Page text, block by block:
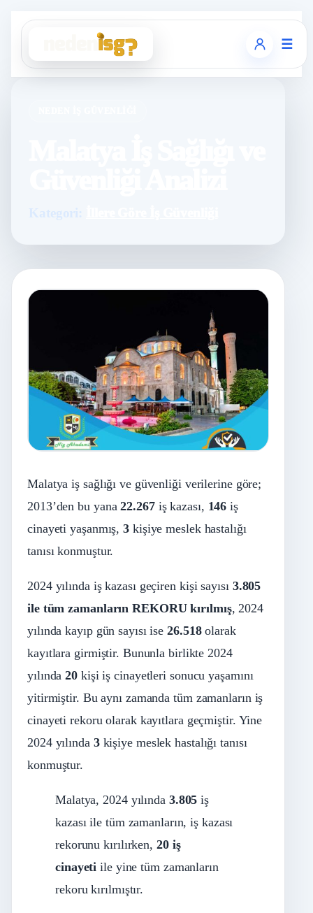
☰
Kategori:
Malatya iş sağlığı ve güvenliği verilerine göre;
2013’den bu yana22.267iş kazası, 146 iş
cinayeti yaşanmış,3 kişiye meslek hastalığı
tanısı konmuştur.
2024 yılında iş kazası geçiren kişi sayısı 3.805
ile tüm zamanların REKORU kırılmış, 2024
yılında kayıp gün sayısı ise26.518olarak
kayıtlara girmiştir. Bununla birlikte 2024
yılında20 kişi iş cinayetleri sonucu yaşamını
yitirmiştir. Bu aynı zamanda tüm zamanların iş
cinayeti rekoru olarak kayıtlara geçmiştir. Yine
2024 yılında 3kişiye meslek hastalığı tanısı
konmuştur.
Malatya, 2024 yılında 3.805 iş
kazası ile tüm zamanların, iş kazası
rekorunu kırılırken, 20 iş
cinayeti ile yine tüm zamanların
rekoru kırılmıştır.